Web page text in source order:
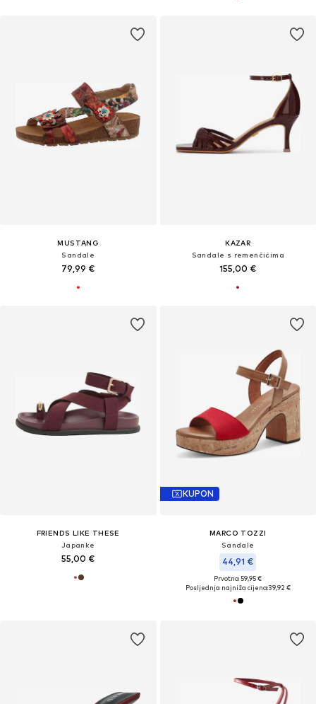
MUSTANG
Sandale
79,99 €
KAZAR
Sandale s remenčićima
155,00 €
FRIENDS LIKE THESE
Japanke
55,00 €
KUPON
MARCO TOZZI
Sandale
44,91 €
Prvotno: 59,95 €
Posljednja najniža cijena:39,92 €